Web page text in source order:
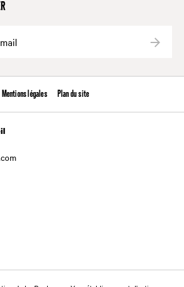
Mentions légales Plan du site